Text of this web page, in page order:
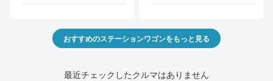
おすすめのステーションワゴンをもっと見る
最近チェックしたクルマはありません